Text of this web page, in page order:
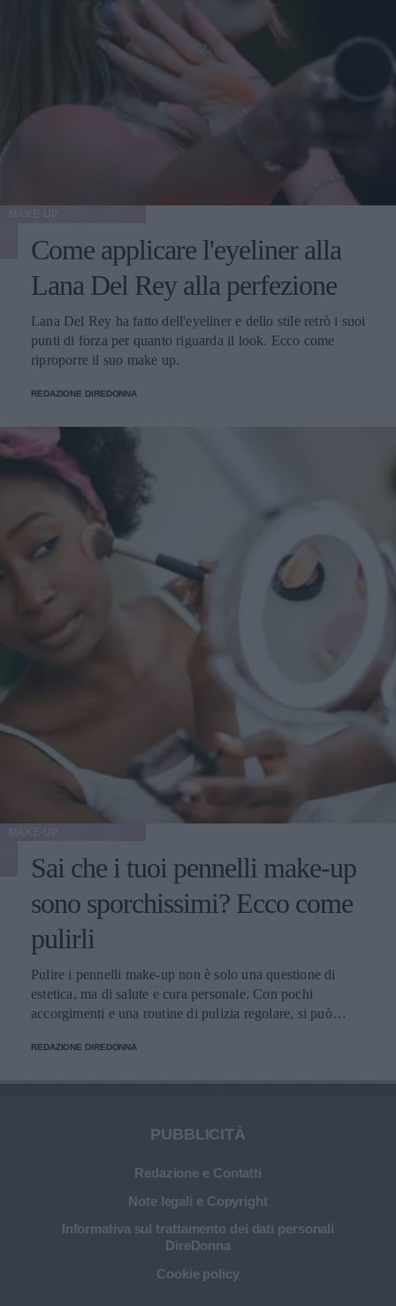
Come applicare l'eyeliner alla
Lana Del Rey alla perfezione
Lana Del Rey ha fatto dell'eyeliner e dello stile retrò i suoi
punti di forza per quanto riguarda il look. Ecco come
riproporre il suo make up.
REDAZIONE DIREDONNA
Sai che i tuoi pennelli make-up
sono sporchissimi? Ecco come
pulirli
Pulire i pennelli make-up non è solo una questione di
estetica, ma di salute e cura personale. Con pochi
accorgimenti e una routine di pulizia regolare, si può
più sana e prolungare la vita dei preziosi strumenti di
REDAZIONE DIREDONNA
PUBBLICITÀ
Redazione e Contatti
Note legali e Copyright
Informativa sul trattamento dei dati personali
DireDonna
Cookie policy